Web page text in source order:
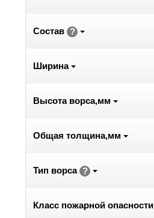
Состав ?
Ширина
Высота ворса,мм
Общая толщина,мм
Тип ворса ?
Класс пожарной опасности